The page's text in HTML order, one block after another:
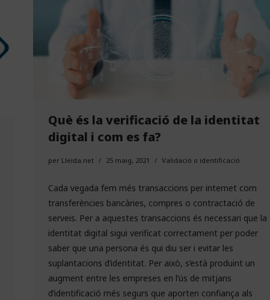
Què és la verificació de la identitat
digital i com es fa?
per Lleida.net 25 maig, 2021 Validació o identificació
Cada vegada fem més transaccions per internet com
transferències bancàries, compres o contractació de
serveis. Per a aquestes transaccions és necessari que la
identitat digital sigui verificat correctament per poder
saber que una persona és qui diu ser i evitar les
suplantacions d’identitat. Per això, s’està produint un
augment entre les empreses en l’ús de mitjans
d’identificació més segurs que aporten confiança als